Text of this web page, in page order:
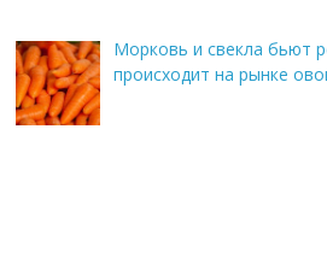
Морковь и свекла бьют
происходит на рынке